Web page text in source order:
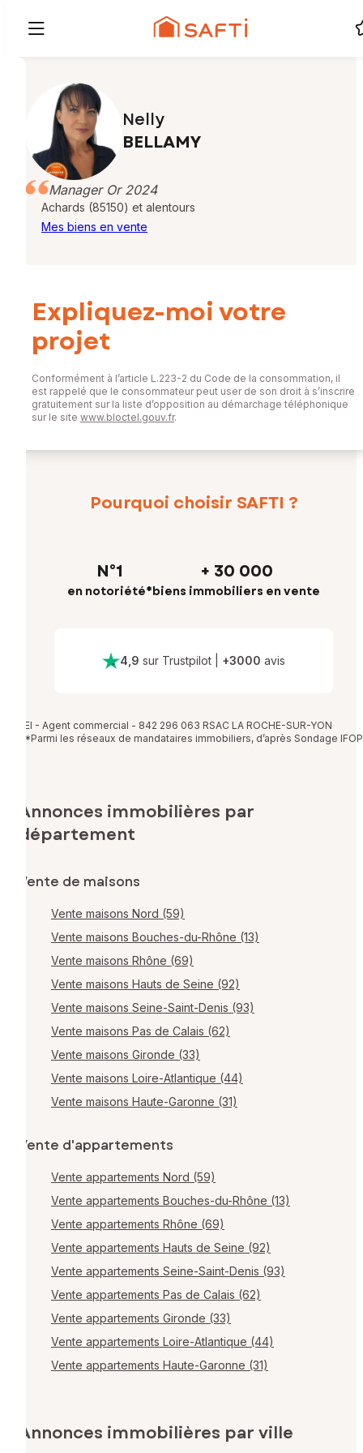
Nelly
BELLAMY
Manager Or 2024
Achards (85150) et alentours
Mes biens en vente
Pourquoi choisir SAFTI ?
N°1
en notoriété*
+ 30 000
biens immobiliers en vente
4,9 sur Trustpilot| +3000 avis
EI - Agent commercial - 842 296 063 RSAC LA ROCHE-SUR-YON
*Parmi les réseaux de mandataires immobiliers, d’après Sondage IFOP
Expliquez-moi votre
projet
Conformément à l’article L.223-2 du Code de la consommation, il
est rappelé que le consommateur peut user de son droit à s’inscrire
gratuitement sur la liste d’opposition au démarchage téléphonique
sur le site www.bloctel.gouv.fr.
Annonces immobilières par
département
Vente de maisons
Vente maisons Nord (59)
Vente maisons Bouches-du-Rhône (13)
Vente maisons Rhône (69)
Vente maisons Hauts de Seine (92)
Vente maisons Seine-Saint-Denis (93)
Vente maisons Pas de Calais (62)
Vente maisons Gironde (33)
Vente maisons Loire-Atlantique (44)
Vente maisons Haute-Garonne (31)
Vente d'appartements
Vente appartements Nord (59)
Vente appartements Bouches-du-Rhône (13)
Vente appartements Rhône (69)
Vente appartements Hauts de Seine (92)
Vente appartements Seine-Saint-Denis (93)
Vente appartements Pas de Calais (62)
Vente appartements Gironde (33)
Vente appartements Loire-Atlantique (44)
Vente appartements Haute-Garonne (31)
Annonces immobilières par ville